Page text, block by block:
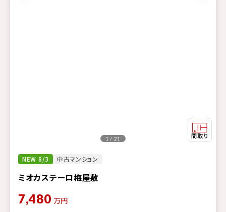
NEW 8/3 中古マンション
ミオカステーロ梅屋敷
1 / 21
7,480 万円